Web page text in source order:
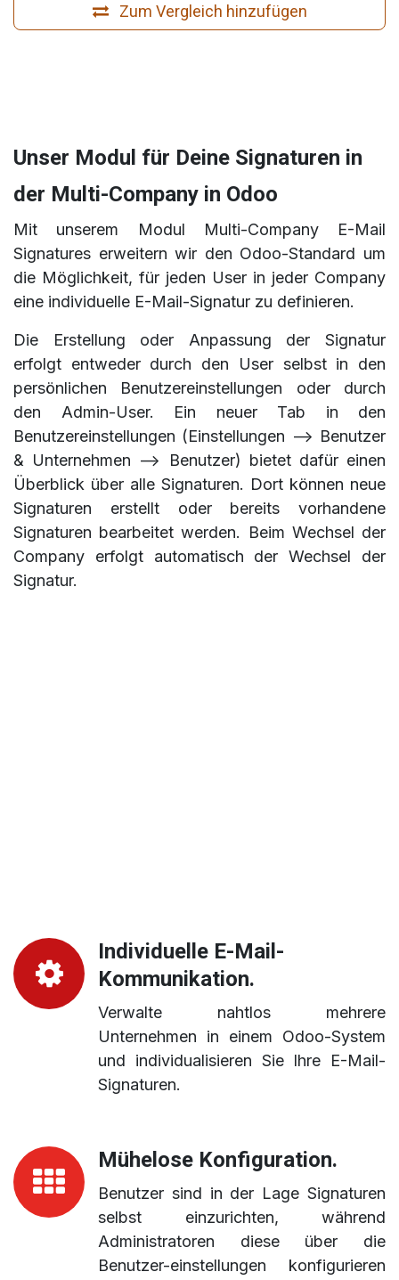
Zum Vergleich hinzufügen
Unser Modul für Deine Signaturen in
der Multi-Company in Odoo
Mit unserem Modul Multi-Company E-Mail
Signatures erweitern wir den Odoo-Standard um
die Möglichkeit, für jeden User in jeder Company
eine individuelle E-Mail-Signatur zu definieren.
Die Erstellung oder Anpassung der Signatur
erfolgt entweder durch den User selbst in den
persönlichen Benutzereinstellungen oder durch
den Admin-User. Ein neuer Tab in den
Benutzereinstellungen (Einstellungen --> Benutzer
& Unternehmen --> Benutzer) bietet dafür einen
Überblick über alle Signaturen. Dort können neue
Signaturen erstellt oder bereits vorhandene
Signaturen bearbeitet werden. Beim Wechsel der
Company erfolgt automatisch der Wechsel der
Signatur.
Individuelle E-Mail-
Kommunikation.
Verwalte nahtlos mehrere
Unternehmen in einem Odoo-System
und individualisieren Sie Ihre E-Mail-
Signaturen.
Mühelose Konfiguration.
Benutzer sind in der Lage Signaturen
selbst einzurichten, während
Administratoren diese über die
Benutzer-einstellungen konfigurieren